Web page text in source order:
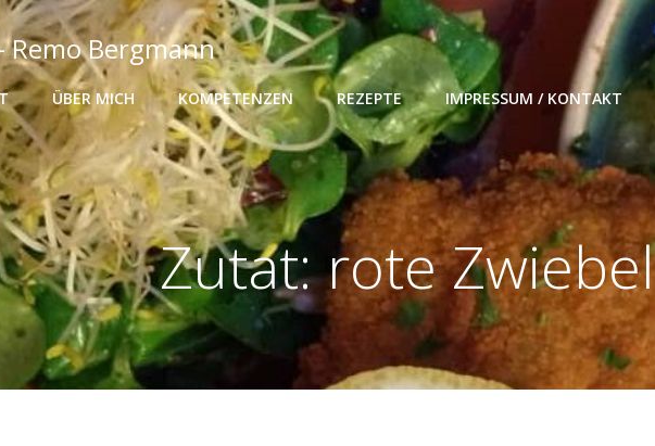
Bergmann
ÜBER MICH KOMPETENZEN REZEPTE IMPRESSUM / KONTAKT
Zutat: rote Zwiebel